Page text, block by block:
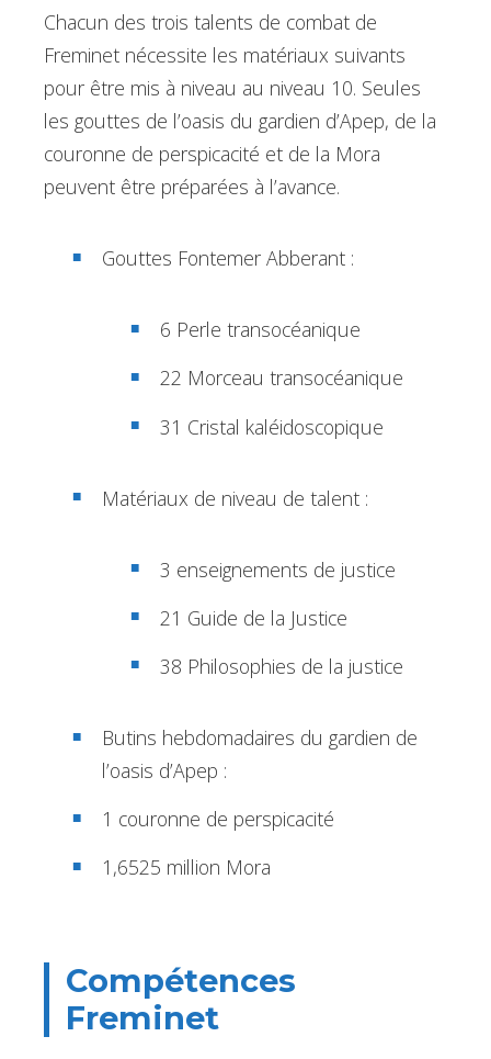
Chacun des trois talents de combat de
Freminet nécessite les matériaux suivants
pour être mis à niveau au niveau 10. Seules
les gouttes de l’oasis du gardien d’Apep, de la
couronne de perspicacité et de la Mora
peuvent être préparées à l’avance.
Gouttes Fontemer Abberant :
6 Perle transocéanique
22 Morceau transocéanique
31 Cristal kaléidoscopique
Matériaux de niveau de talent :
3 enseignements de justice
21 Guide de la Justice
38 Philosophies de la justice
Butins hebdomadaires du gardien de
l’oasis d’Apep :
1 couronne de perspicacité
1,6525 million Mora
Compétences
Freminet